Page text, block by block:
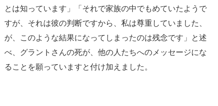
とは知っています」「それで家族の中でもめていたようで
すが、それは彼の判断ですから、私は尊重していました、
が、このような結果になってしまったのは残念です」と述
べ、グラントさんの死が、他の人たちへのメッセージにな
ることを願っていますと付け加えました。